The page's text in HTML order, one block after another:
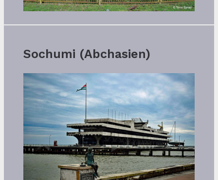
Sochumi (Abchasien)